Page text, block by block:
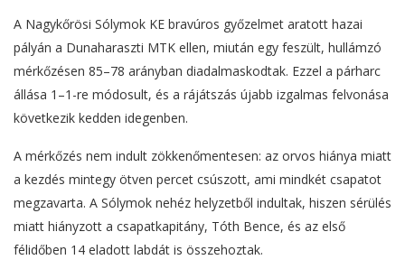
A Nagykőrösi Sólymok KE bravúros győzelmet aratott hazai
pályán a Dunaharaszti MTK ellen, miután egy feszült, hullámzó
mérkőzésen 85–78 arányban diadalmaskodtak. Ezzel a párharc
állása 1–1-re módosult, és a rájátszás újabb izgalmas felvonása
következik kedden idegenben.
A mérkőzés nem indult zökkenőmentesen: az orvos hiánya miatt
a kezdés mintegy ötven percet csúszott, ami mindkét csapatot
megzavarta. A Sólymok nehéz helyzetből indultak, hiszen sérülés
miatt hiányzott a csapatkapitány, Tóth Bence, és az első
félidőben 14 eladott labdát is összehoztak.